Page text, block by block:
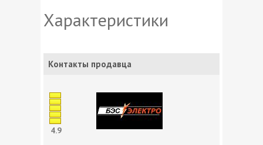
Характеристики
Контакты продавца
4.9